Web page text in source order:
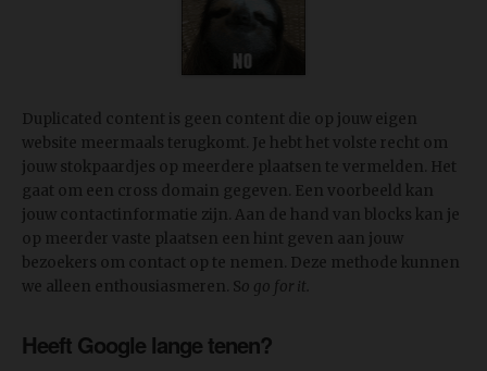
Duplicated content is geen content die op jouw eigen
website meermaals terugkomt. Je hebt het volste recht om
jouw stokpaardjes op meerdere plaatsen te vermelden. Het
gaat om een cross domain gegeven. Een voorbeeld kan
jouw contactinformatie zijn. Aan de hand van blocks kan je
op meerder vaste plaatsen een hint geven aan jouw
bezoekers om contact op te nemen. Deze methode kunnen
we alleen enthousiasmeren. So go for it.
Heeft Google lange tenen?